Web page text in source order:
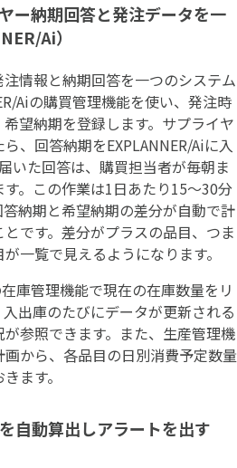
ー納期回答と発注データを一
Ai）
情報と納期回答を一つのシステム
Aiの購買管理機能を使い、発注時
望納期を登録します。サプライヤ
、回答納期をEXPLANNER/Aiに入
いた回答は、購買担当者が毎朝ま
。この作業は1日あたり15〜30分
納期と希望納期の差分が自動で計
です。差分がプラスの品目、つま
一覧で見えるようになります。
庫管理機能で現在の在庫数量をリ
出庫のたびにデータが更新される
参照できます。また、生産管理機
から、各品目の日別消費予定数量
ます。
自動算出しアラートを出す